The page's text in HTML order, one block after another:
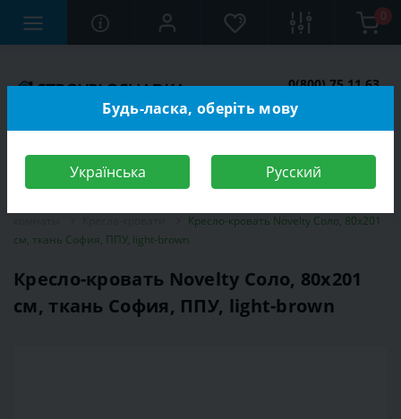
0
0(800) 75 11 63
Кресло-кровать Novelty Соло, 80х201
см, ткань София, ППУ, light-brown
Кресло-кровать Novelty Соло, 80х201
см, ткань София, ППУ, light-brown
Будь-ласка, оберіть мову
Українська Русский